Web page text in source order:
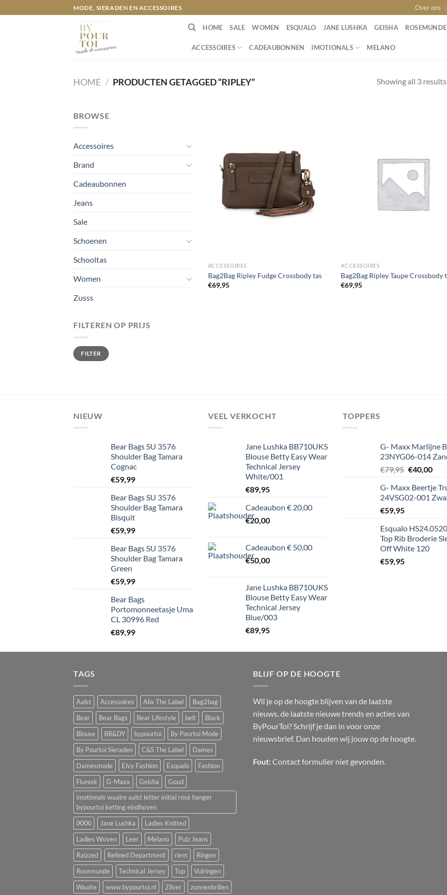
naar
MODE, SIERADEN EN ACCESSOIRES Over ons
HOME SALE WOMEN ESQUALO JANE LUSHKA GEISHA ROSEMUNDE
ACCESSOIRES CADEAUBONNEN IMOTIONALS MELANO
HOME / PRODUCTEN GETAGGED “RIPLEY” Showing all 3 results
BROWSE
Accessoires
Brand
Cadeaubonnen
Jeans
Sale
Schoenen
Schooltas
Women
Zusss
FILTEREN OP PRIJS
Min.
prijs
Max.
prijsFILTER
Toevoegen
wenslijst
ACCESSOIRES
Bag2Bag Ripley Fudge Crossbody tas
€69,95
ACCESSOIRES
Bag2Bag Ripley Taupe Crossbody
€69,95
NIEUW
Bear Bags SU 3576
Shoulder Bag Tamara
Cognac
€59,99
Bear Bags SU 3576
Shoulder Bag Tamara
Bisquit
€59,99
Bear Bags SU 3576
Shoulder Bag Tamara
Green
€59,99
Bear Bags
Portomonneetasje Uma
CL 30996 Red
€89,99
VEEL VERKOCHT
Jane Lushka BB710UKS
Blouse Betty Easy Wear
Technical Jersey
White/001
€89,95
Cadeaubon € 20,00
€20,00
Cadeaubon € 50,00
€50,00
Jane Lushka BB710UKS
Blouse Betty Easy Wear
Technical Jersey
Blue/003
€89,95
TOPPERS
G- Maxx Marlijne
23NYG06-014
€79,95
was:
€79,95.
€40,00
is:
G- Maxx Beertje
24VSG02-001
€59,95
Esqualo
Top Rib Broderie
Off White 120
€59,95
TAGS
Aalst Accessoires Alix The Label
Bag2bag
Bear
Bear Bags Bear Lifestyle belt
Black
Blouse
BR&DY bypourtoi
By Pourtoi Mode
By Pourtoi Sieraden
C&S The Label
Dames
Damesmode
Elvy Fashion Esqualo
Fashion
Fluresk
G-Maxx Geisha
Goud
imotionals waalre aalst letter initial rosé hanger
bypourtoi ketting eindhoven
iXXXi
Jane Lushka
Ladies Knitted
Ladies Woven
Leer Melano
Pulz Jeans
Raizzed
Refined Department riem
Ringen
Rosemunde
Technical Jersey Top
Vulringen
Waalre
www.bypourtoi.nl Zilver zonnenbrillen
BLIJF OP DE HOOGTE
Wil je op de hoogte blijven van de laatste
nieuws, de laatste nieuwe trends en acties van
ByPourToi? Schrijf je dan in voor onze
nieuwsbrief. Dan houden wij jouw op de hoogte.
Fout: Contact formulier niet gevonden.